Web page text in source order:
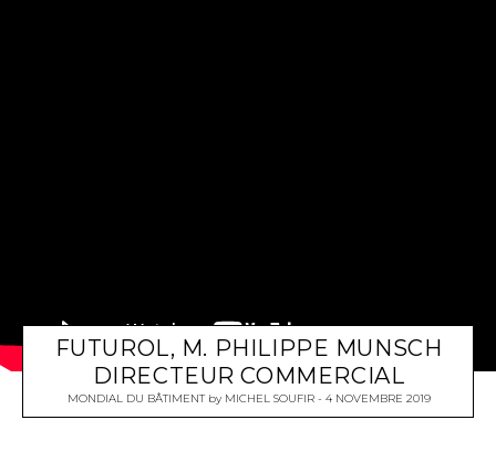
FUTUROL, M. PHILIPPE MUNSCH
DIRECTEUR COMMERCIAL
MONDIAL DU BÂTIMENTby MICHEL SOUFIR 4 NOVEMBRE 2019